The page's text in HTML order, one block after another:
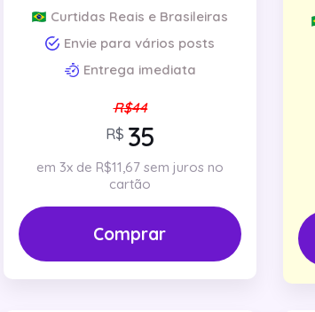
Curtidas Reais e Brasileiras
Envie para vários posts
Entrega imediata
R$44
R$
em 3x de R$11,67 sem juros no
cartão
Comprar